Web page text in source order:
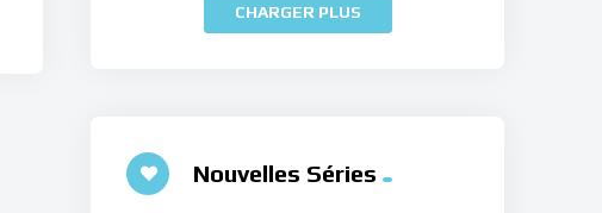
CHARGER PLUS
Nouvelles Séries